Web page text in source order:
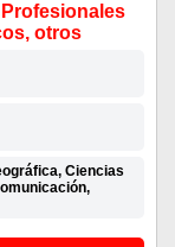
Profesionales
otros
Ciencias